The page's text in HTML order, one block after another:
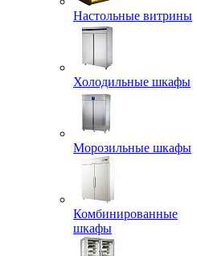
Настольные витрины
Холодильные шкафы
Морозильные шкафы
Комбинированные
шкафы